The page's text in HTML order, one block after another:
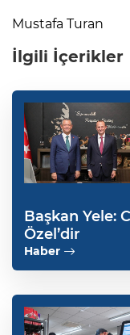
Mustafa Turan
İlgili İçerikler
Başkan Yele:
Özel’dir
Haber